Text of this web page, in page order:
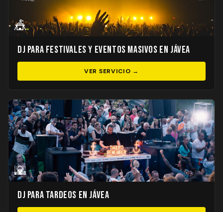
🎪
DJ para Festivales y Eventos Masivos en Jávea
VER SERVICIO →
🌇
DJ para Tardeos en Jávea